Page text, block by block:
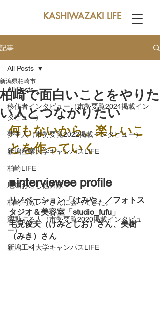
KASHIWAZAKI LIFE
記事
All Posts
移住者インタビュー（市勢要覧2024掲載イン
タビュー）
夢中人（市勢要覧2022掲載インタビュー）
新潟産業大学キャンパスLIFE
柏崎LIFE
地域おこし協力隊
柏崎的激レアさんに会ってきた。
躍動する人（市勢要覧2020掲載インタビュ
ー）
新潟工科大学キャンパスLIFE
All Posts
柏崎で面白いことをやりた
い人とつながりたい
新潟県柏崎市
何もないから、楽しいこ
とを作っていく
■interviewee profile
リノベーション「けみや」／フォトス
タジオ＆美容室「studio_fufu」
毛見俊夫（けみとしお）さん、美樹
（みき）さん